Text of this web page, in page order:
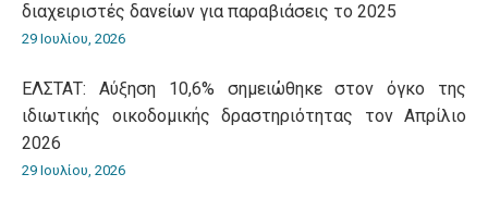
διαχειριστές δανείων για παραβιάσεις το 2025
29 Ιουλίου, 2026
ΕΛΣΤΑΤ: Αύξηση 10,6% σημειώθηκε στον όγκο της
ιδιωτικής οικοδομικής δραστηριότητας τον Απρίλιο
2026
29 Ιουλίου, 2026